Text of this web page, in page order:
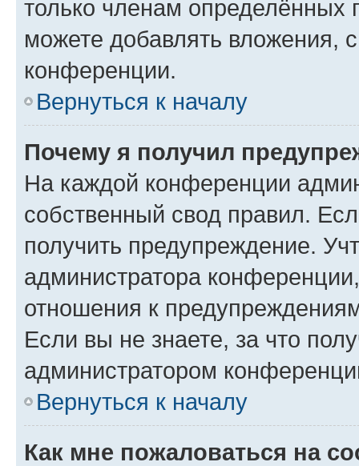
только членам определённых
можете добавлять вложения,
конференции.
Вернуться к началу
Почему я получил
На каждой конференции
собственный свод правил.
получить предупреждение.
администратора
отношения к
Если вы не знаете, за что
администратором
Вернуться к началу
Как мне пожаловаться на